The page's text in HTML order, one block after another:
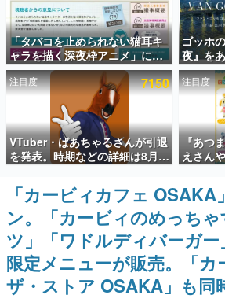
ゲームの企画書
名作ゲームクリエイターの方々
聞きし、ヒットする企画（ゲー
きます。
赫本
この物語を解いてはいけない。
の形をした短編ホラー小説集で
新世代に訊く
これからのデジタルゲーム市場
の姿を追い、彼らのルーツと情
ゲーム世代の作家たち
ゲームに多大な影響を受けた作
日本のコンテンツ産業やカルチ
画です。
日本モバイルゲーム産業史
日本のモバイルゲーム史におけ
ルを網羅するほか、開発者への
解説を掲載。約20年の歴史が一
「タバコを止められない猫耳キ
ャラを描く深夜枠アニメ」に視
聴者の一部から批判意見。違法
薬物の使用と思しき描写も含め
て、BPOが議論を交わす
ゴッホ
夜』を
ッグな
り2日間
注目度 7150
VTuber・ばあちゃるさんが引退
を発表。時期などの詳細は8月9
日15時からの配信で説明
注目度
『あつ
えさん
ラクタ
月に発
「ちゃ
「カービィカフェ
ン。「カービィのめっち
ツ」「ワドルディバーガ
限定メニューが販売。「カ
ザ・ストア OSAKA」も同